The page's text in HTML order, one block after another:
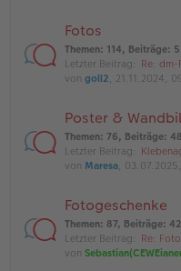
Fotos
Themen: 114, Beiträge:
Letzter Beitrag: Re:
von goll2, 21.11.2024,
Poster &
Themen: 76, Beiträge:
Letzter Beitrag:
von Maresa,
Fotogeschenke
Themen: 87, Beiträge:
Letzter Beitrag: Re:
von